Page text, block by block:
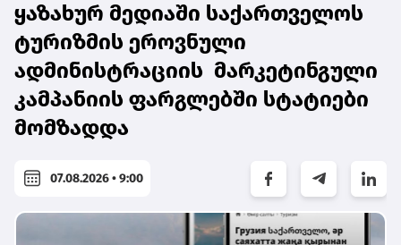
ყაზახურ მედიაში საქართველოს
ტურიზმის ეროვნული
ადმინისტრაციის მარკეტინგული
კამპანიის ფარგლებში სტატიები
მომზადდა
07.08.2026 • 9:00